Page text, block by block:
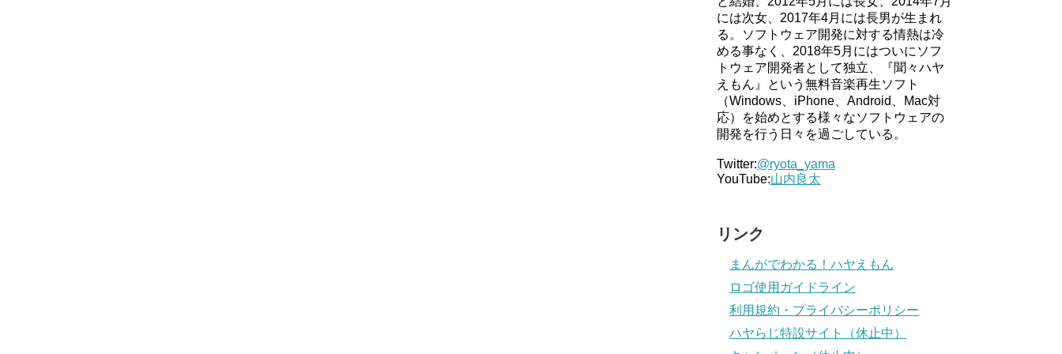
には次女、2017年4月には長男が生まれ
る。ソフトウェア開発に対する情熱は冷
める事なく、2018年5月にはついにソフ
トウェア開発者として独立、『聞々ハヤ
えもん』という無料音楽再生ソフト
（Windows、iPhone、Android、Mac対
応）を始めとする様々なソフトウェアの
開発を行う日々を過ごしている。
Twitter:@ryota_yama
YouTube:山内良太
リンク
まんがでわかる！ハヤえもん
ロゴ使用ガイドライン
利用規約・プライバシーポリシー
ハヤらじ特設サイト（休止中）